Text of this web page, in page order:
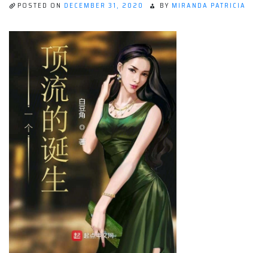
POSTED ON DECEMBER 31, 2020 BY MIRANDA PATRICIA